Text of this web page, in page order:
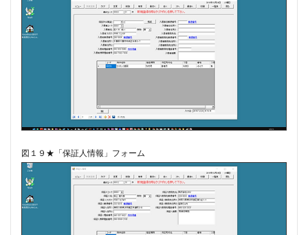
図１９★「保証人情報」フォーム